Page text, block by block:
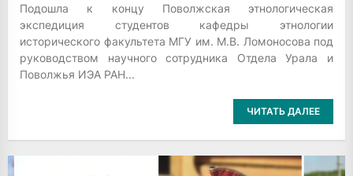
Подошла к концу Поволжская этнологическая
экспедиция студентов кафедры этнологии
исторического факультета МГУ им. М.В. Ломоносова под
руководством научного сотрудника Отдела Урала и
Поволжья ИЭА РАН...
ЧИТАТЬ ДАЛЕЕ